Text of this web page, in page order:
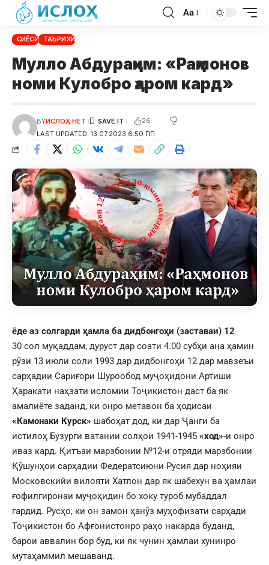
Aa
СИЁСӢ ТАЪРИХӢ
Мулло Абдураҳим: «Раҳмонов
номи Кулобро ҳаром кард»
LAST UPDATED: 13.07.2023 6:50 ПП
BYИСЛОҲ НЕТ 26
ёде аз солгарди ҳамла ба дидбонгоҳи (заставаи) 12
30 сол муқаддам, дуруст дар соати 4.00 субҳи ана ҳамин
рӯзи 13 июли соли 1993 дар дидбонгоҳи 12 дар мавзеъи
сарҳадии Сариғори Шурообод муҷоҳидони Артиши
Ҳаракати наҳзати исломии Тоҷикистон даст ба як
амалиёте заданд, ки онро метавон ба ҳодисаи
«Камонаки Курск» шабоҳат дод, ки дар Ҷанги ба
истилоҳ Бузурги ватании солҳои 1941-1945 «ход»-и онро
иваз кард. Қитъаи марзбонии №12-и отряди марзбонии
Қӯшунҳои сарҳадии Федератсиюни Русия дар ноҳияи
Московскийи вилояти Хатлон дар як шабехун ва ҳамлаи
ғофилгиронаи муҷоҳидин бо хоку туроб мубаддал
гардид. Русҳо, ки он замон ҳанӯз муҳофизати сарҳади
Тоҷикистон бо Афғонистонро раҳо накарда буданд,
барои аввалин бор буд, ки як чунин ҳамлаи хунинро
мутаҳаммил мешаванд.